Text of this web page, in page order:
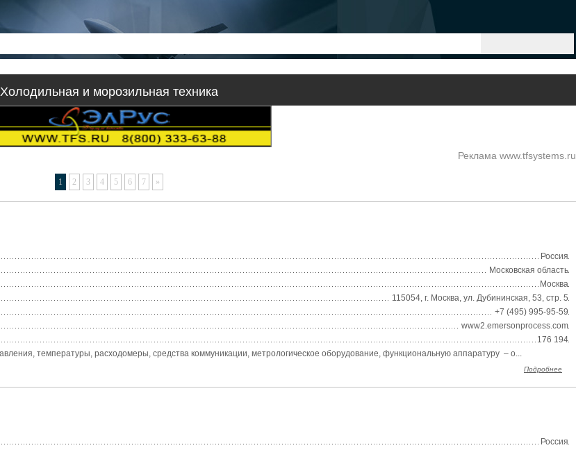
Холодильная и морозильная техника
Реклама www.tfsystems.ru
1 2 3 4 5 6 7 »
Россия
Московская область
Москва
115054, г. Москва, ул. Дубининская, 53, стр. 5
+7 (495) 995-95-59
www2.emersonprocess.com
176 194
температуры, расходомеры, средства коммуникации, метрологическое оборудование, функциональную аппаратуру – о...
Подробнее
Россия